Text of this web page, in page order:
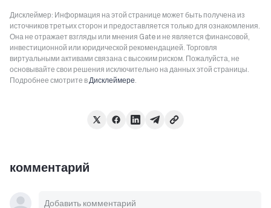
Дисклеймер: Информация на этой странице может быть получена из
источников третьих сторон и предоставляется только для ознакомления.
Она не отражает взгляды или мнения Gate и не является финансовой,
инвестиционной или юридической рекомендацией. Торговля
виртуальными активами связана с высоким риском. Пожалуйста, не
основывайте свои решения исключительно на данных этой страницы.
Подробнее смотрите вДисклеймере.
комментарий